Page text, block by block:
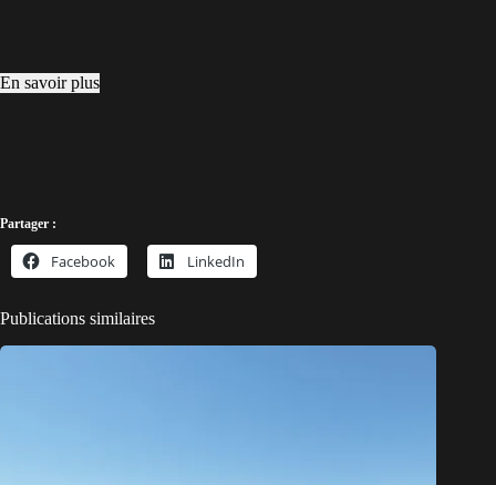
En savoir plus
Partager :
Facebook LinkedIn
Publications similaires